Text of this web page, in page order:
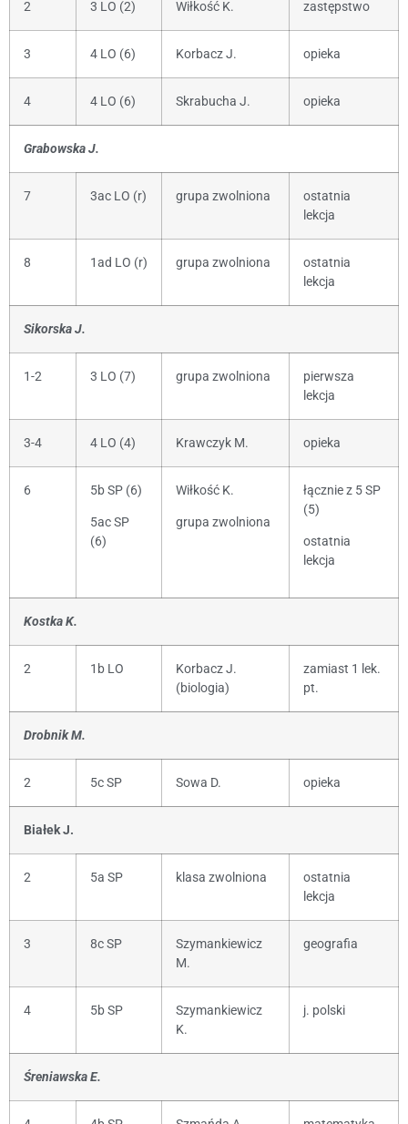
2 3 LO (2) Wiłkość K. zastępstwo
3 4 LO (6) Korbacz J. opieka
4 4 LO (6) Skrabucha J. opieka
Grabowska J.
7 3ac LO (r) grupa zwolniona
ostatnia
lekcja
8 1ad LO (r) grupa zwolniona
ostatnia
lekcja
Sikorska J.
1-2 3 LO (7) grupa zwolniona
pierwsza
lekcja
3-4 4 LO (4) Krawczyk M. opieka
6 5b SP (6)
5ac SP
(6)
Wiłkość K.
grupa zwolniona
łącznie z 5 SP
(5)
ostatnia
lekcja
Kostka K.
2 1b LO
Korbacz J.
(biologia)
zamiast 1 lek.
pt.
Drobnik M.
2 5c SP Sowa D. opieka
Białek J.
2 5a SP klasa zwolniona
ostatnia
lekcja
3 8c SP
Szymankiewicz
M.
geografia
4 5b SP
Szymankiewicz
K.
j. polski
Śreniawska E.